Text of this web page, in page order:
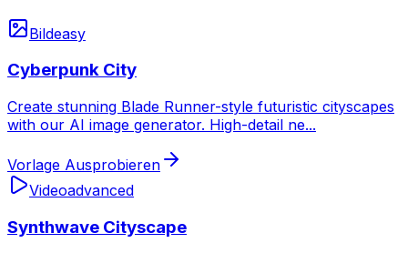
Bildeasy
Cyberpunk City
Create stunning Blade Runner-style futuristic cityscapes
with our AI image generator. High-detail ne...
Vorlage Ausprobieren
Videoadvanced
Synthwave Cityscape